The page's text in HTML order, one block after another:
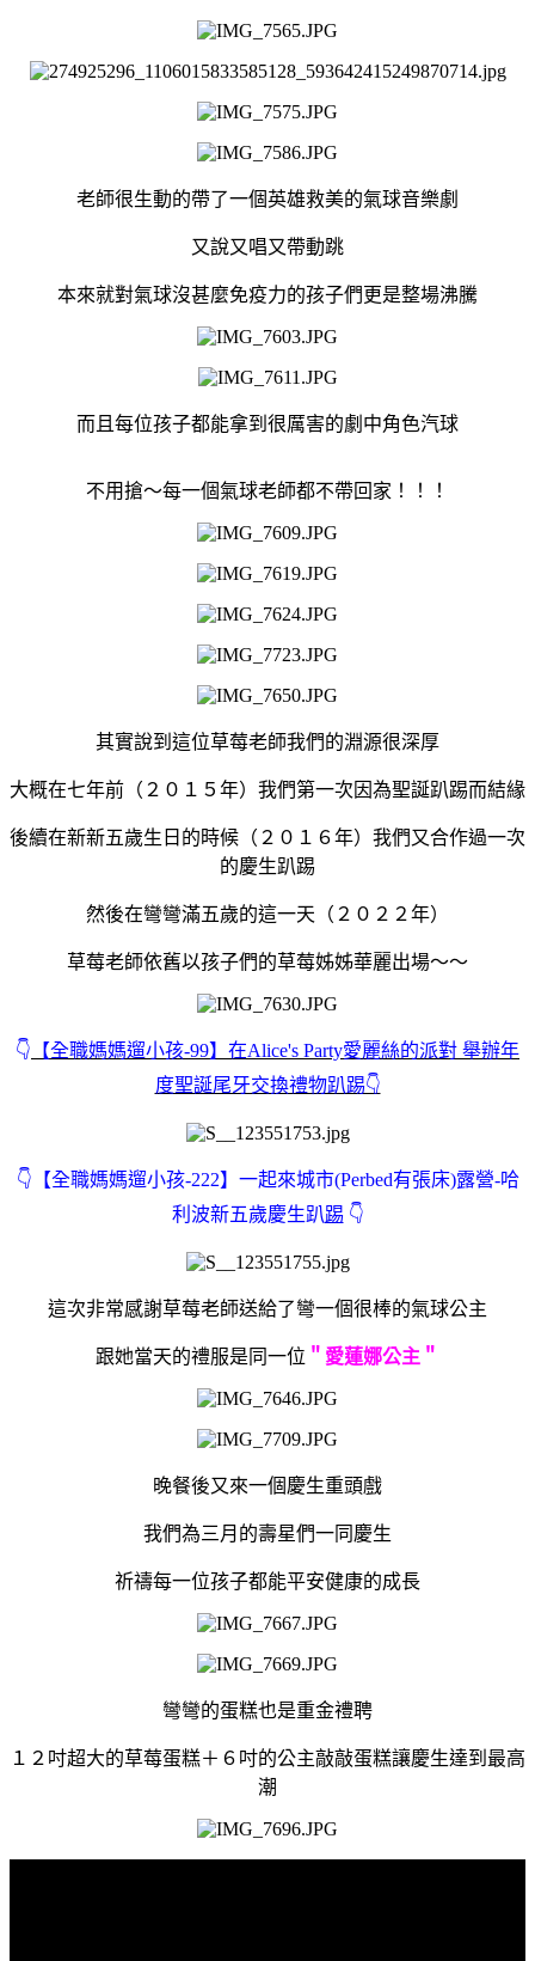
老師很生動的帶了一個英雄救美的氣球音樂劇
又說又唱又帶動跳
本來就對氣球沒甚麼免疫力的孩子們更是整場沸騰
而且每位孩子都能拿到很厲害的劇中角色汽球
不用搶～每一個氣球老師都不帶回家！！！
其實說到這位草莓老師我們的淵源很深厚
大概在七年前（２０１５年）我們第一次因為聖誕趴踢而結緣
後續在新新五歲生日的時候（２０１６年）我們又合作過一次
的慶生趴踢
然後在彎彎滿五歲的這一天（２０２２年）
草莓老師依舊以孩子們的草莓姊姊華麗出場～～
👇 【全職媽媽遛小孩-99】在Alice's Party愛麗絲的派對 舉辦年
度聖誕尾牙交換禮物趴踢👇
👇 【全職媽媽遛小孩-222】一起來城市(Perbed有張床)露營-哈
利波新五歲慶生趴踢👇
這次非常感謝草莓老師送給了彎一個很棒的氣球公主
跟她當天的禮服是同一位 ＂愛蓮娜公主＂
晚餐後又來一個慶生重頭戲
我們為三月的壽星們一同慶生
祈禱每一位孩子都能平安健康的成長
彎彎的蛋糕也是重金禮聘
１２吋超大的草莓蛋糕＋６吋的公主敲敲蛋糕讓慶生達到最高
潮